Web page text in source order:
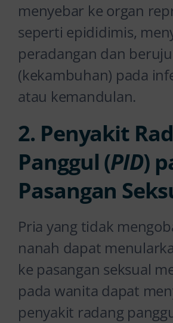
menyebar ke organ
seperti epididimis,
peradangan dan
(kekambuhan) pada
atau kemandulan.
2. Penyakit
Panggul (PID)
Pasangan
Pria yang tidak
nanah dapat
ke pasangan seksual
pada wanita dapat
penyakit radang